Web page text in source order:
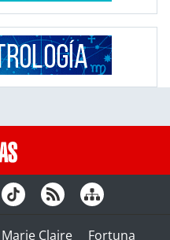
Marie Claire
Fortuna